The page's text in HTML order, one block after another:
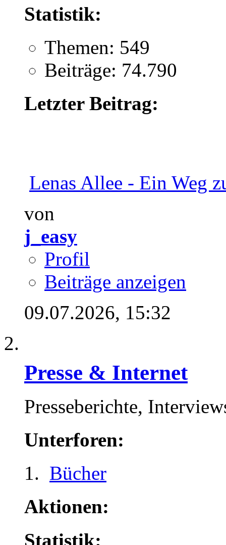
Statistik:
Themen: 549
Beiträge: 74.790
Letzter Beitrag:
Lenas Allee - Ein Weg
von
j_easy
Profil
Beiträge anzeigen
09.07.2026, 15:32
Presse & Internet
Presseberichte,
Unterforen:
Bücher
Aktionen:
Statistik: